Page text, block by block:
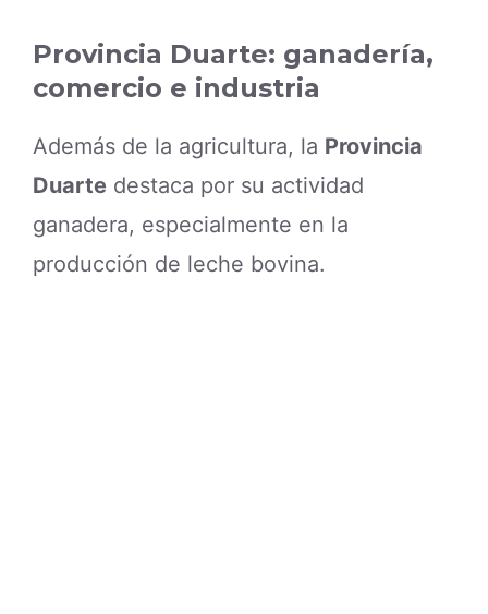
Provincia Duarte: ganadería,
comercio e industria
Además de la agricultura, la Provincia
Duarte destaca por su actividad
ganadera, especialmente en la
producción de leche bovina.